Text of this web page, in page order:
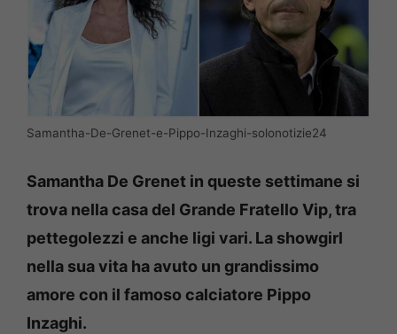
Samantha-De-Grenet-e-Pippo-Inzaghi-solonotizie24
Samantha De Grenet in queste settimane si
trova nella casa del Grande Fratello Vip, tra
pettegolezzi e anche ligi vari. La showgirl
nella sua vita ha avuto un grandissimo
amore con il famoso calciatore Pippo
Inzaghi.